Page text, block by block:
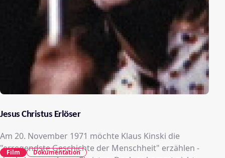
Jesus Christus Erlöser
Am 20. November 1971 möchte Klaus Kinski die
"erregendste Geschichte der Menschheit" erzählen -
Film Dokumentation